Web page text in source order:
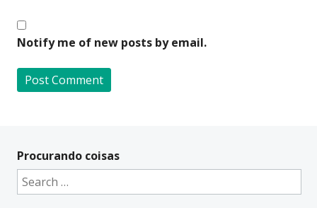
Notify me of new posts by email.
t
e
Procurando coisas
Search
for: